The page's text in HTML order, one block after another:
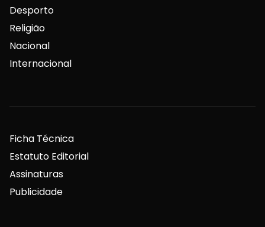
Desporto
Religião
Nacional
Internacional
Ficha Técnica
Estatuto Editorial
Assinaturas
Publicidade